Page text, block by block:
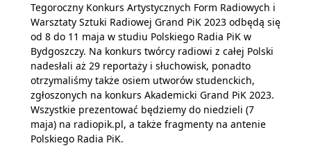
Tegoroczny Konkurs Artystycznych Form Radiowych i
Warsztaty Sztuki Radiowej Grand PiK 2023 odbędą się
od 8 do 11 maja w studiu Polskiego Radia PiK w
Bydgoszczy. Na konkurs twórcy radiowi z całej Polski
nadesłali aż 29 reportaży i słuchowisk, ponadto
otrzymaliśmy także osiem utworów studenckich,
zgłoszonych na konkurs Akademicki Grand PiK 2023.
Wszystkie prezentować będziemy do niedzieli (7
maja) na radiopik.pl, a także fragmenty na antenie
Polskiego Radia PiK.